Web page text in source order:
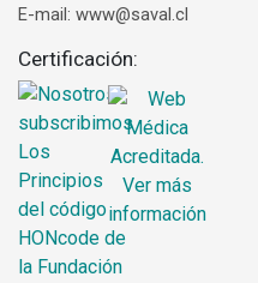
E-mail: www@saval.cl
Certificación: